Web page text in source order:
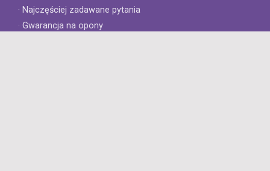
· Najczęściej zadawane pytania
· Gwarancja na opony